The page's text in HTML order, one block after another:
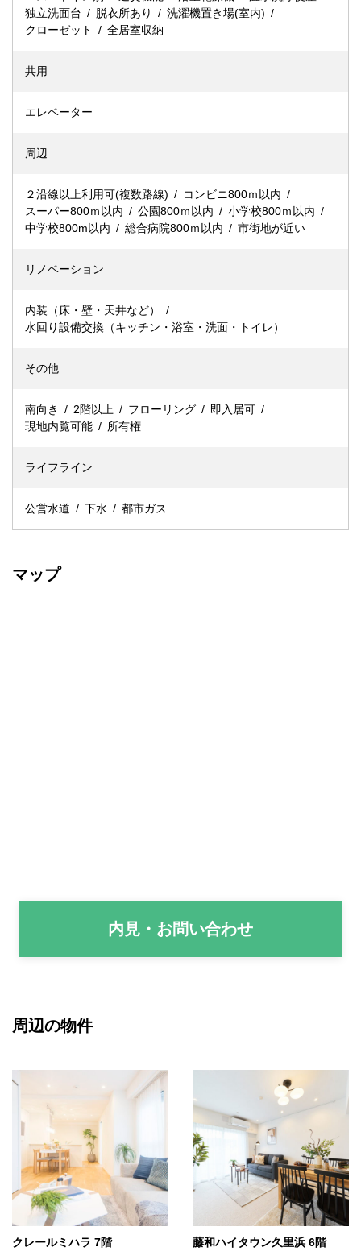
独立洗面台
脱衣所あり
洗濯機置き場(室内)
クローゼット
全居室収納
共用
エレベーター
周辺
２沿線以上利用可(複数路線)
コンビニ800ｍ以内
スーパー800ｍ以内
公園800ｍ以内
小学校800ｍ以内
中学校800m以内
総合病院800ｍ以内 市街地が近い
リノベーション
内装（床・壁・天井など）
水回り設備交換（キッチン・浴室・洗面・トイレ）
その他
南向き 2階以上 フローリング
即入居可
現地内覧可能
所有権
ライフライン
公営水道 下水 都市ガス
マップ
内見・お問い合わせ
周辺の物件
クレールミハラ 7階
藤和ハイタウン久里浜 6階